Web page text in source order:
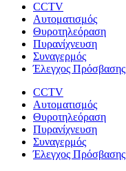
CCTV
Αυτοματισμός
Θυροτηλεόραση
Πυρανίχνευση
Συναγερμός
Έλεγχος Πρόσβασης
CCTV
Αυτοματισμός
Θυροτηλεόραση
Πυρανίχνευση
Συναγερμός
Έλεγχος Πρόσβασης